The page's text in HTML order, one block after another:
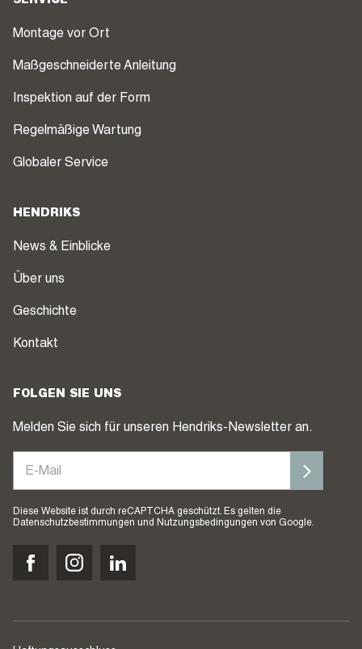
Montage vor Ort
Maßgeschneiderte Anleitung
Inspektion auf der Form
Regelmäßige Wartung
Globaler Service
HENDRIKS
News & Einblicke
Über uns
Geschichte
Kontakt
FOLGEN SIE UNS
Melden Sie sich für unseren Hendriks-Newsletter an.
Diese Website ist durch reCAPTCHA geschützt. Es gelten die
Datenschutzbestimmungen und Nutzungsbedingungen von Google.